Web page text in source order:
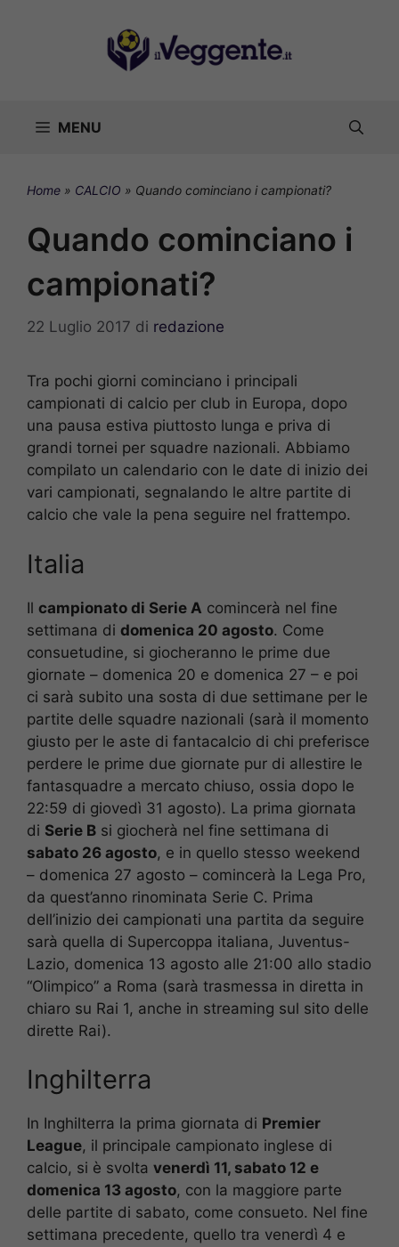
MENU
Home » CALCIO » Quando cominciano i campionati?
Quando cominciano i
campionati?
22 Luglio 2017 di redazione
Tra pochi giorni cominciano i principali
campionati di calcio per club in Europa, dopo
una pausa estiva piuttosto lunga e priva di
grandi tornei per squadre nazionali. Abbiamo
compilato un calendario con le date di inizio dei
vari campionati, segnalando le altre partite di
calcio che vale la pena seguire nel frattempo.
Italia
Il campionato di Serie A comincerà nel fine
settimana di domenica 20 agosto. Come
consuetudine, si giocheranno le prime due
giornate – domenica 20 e domenica 27 – e poi
ci sarà subito una sosta di due settimane per le
partite delle squadre nazionali (sarà il momento
giusto per le aste di fantacalcio di chi preferisce
perdere le prime due giornate pur di allestire le
fantasquadre a mercato chiuso, ossia dopo le
22:59 di giovedì 31 agosto). La prima giornata
di Serie B si giocherà nel fine settimana di
sabato 26 agosto, e in quello stesso weekend
– domenica 27 agosto – comincerà la Lega Pro,
da quest’anno rinominata Serie C. Prima
dell’inizio dei campionati una partita da seguire
sarà quella di Supercoppa italiana, Juventus-
Lazio, domenica 13 agosto alle 21:00 allo stadio
“Olimpico” a Roma (sarà trasmessa in diretta in
chiaro su Rai 1, anche in streaming sul sito delle
dirette Rai).
Inghilterra
In Inghilterra la prima giornata di Premier
League, il principale campionato inglese di
calcio, si è svolta venerdì 11, sabato 12 e
domenica 13 agosto, con la maggiore parte
delle partite di sabato, come consueto. Nel fine
settimana precedente, quello tra venerdì 4 e